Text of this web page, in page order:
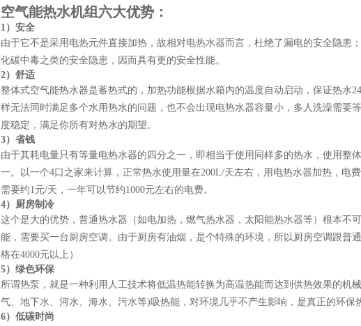
空气能热水机组 六大优势：
1） 安全
由于它不是采用电热元件直接加热，故相对电热水器而言，杜绝了漏电的安全隐患
化碳中毒之类的安全隐患，因而具有更的安全性能。
2） 舒适
整体式空气能热水器是蓄热式的，加热功能根据水箱内的温度自动启动，保证热水
样无法同时满足多个水用热水的问题，也不会出现电热水器容量小，多人洗澡需要
度稳定，满足你所有对热水的期望。
3） 省钱
由于其耗电量只有等量电热水器的四分之一，即相当于使用同样多的热水，使用整
一。以一个4口之家来计算，正常热水使用量在200L/天左右，用电热水器加热，电
需要约1元/天，一年可以节约1000元左右的电费。
4） 厨房制冷
这个是大的优势，普通热水器（如电加热，燃气热水器，太阳能热水器等）根本不
能，需要买一台厨房空调。由于厨房有油烟，是个特殊的环境，所以厨房空调跟普
格在4000元以上）
5） 绿色环保
所谓热泵，就是一种利用人工技术将低温热能转换为高温热能而达到供热效果的机
气、地下水、河水、海水、污水等)吸热能，对环境几乎不产生影响，是真正的环保
6） 低碳时尚